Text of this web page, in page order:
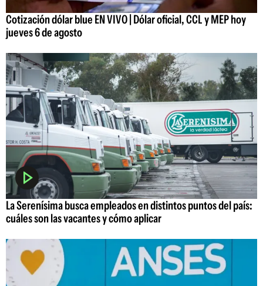
Cotización dólar blue EN VIVO | Dólar oficial, CCL y MEP hoy
jueves 6 de agosto
La Serenísima busca empleados en distintos puntos del país:
cuáles son las vacantes y cómo aplicar